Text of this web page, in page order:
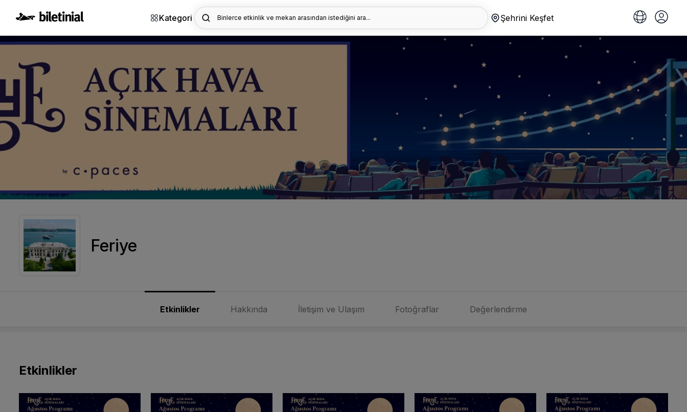
Kategori Binlerce etkinlik ve mekan arasından istediğini ara... Şehrini Keşfet
Feriye
Etkinlikler Hakkında İletişim ve Ulaşım Fotoğraflar Değerlendirme
Etkinlikler